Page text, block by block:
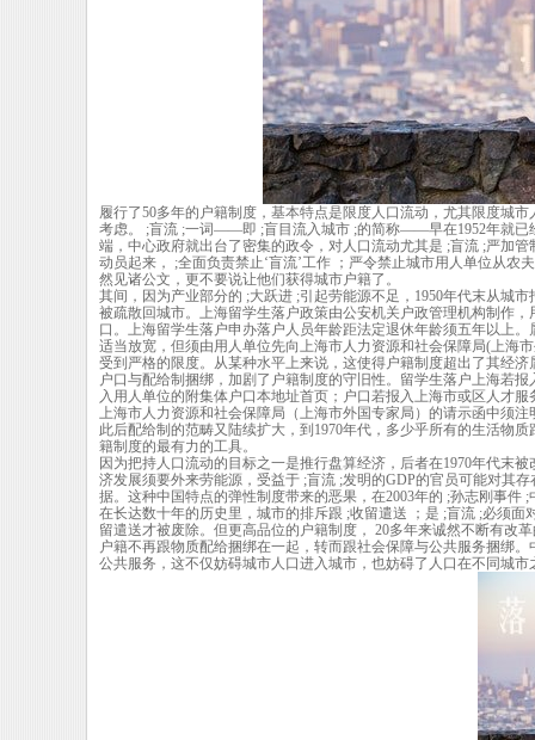
履行了50多年的户籍制度，基本特点是限度人口流动，尤其限度城
考虑。 ;盲流 ;一词——即 ;盲目流入城市 ;的简称——早在1952年就已
端，中心政府就出台了密集的政令，对人口流动尤其是 ;盲流 ;严加
动员起来， ;全面负责禁止‘盲流’工作 ；严令禁止城市用人单位从
然见诸公文，更不要说让他们获得城市户籍了。
其间，因为产业部分的 ;大跃进 ;引起劳能源不足，1950年代末从城
被疏散回城市。上海留学生落户政策由公安机关户政管理机构制作
口。上海留学生落户申办落户人员年龄距法定退休年龄须五年以上
适当放宽，但须由用人单位先向上海市人力资源和社会保障局(上海
受到严格的限度。从某种水平上来说，这使得户籍制度超出了其经
户口与配给制捆绑，加剧了户籍制度的守旧性。留学生落户上海若
入用人单位的附集体户口本地址首页；户口若报入上海市或区人才
上海市人力资源和社会保障局（上海市外国专家局）的请示函中须
此后配给制的范畴又陆续扩大，到1970年代，多少乎所有的生活物
籍制度的最有力的工具。
因为把持人口流动的目标之一是推行盘算经济，后者在1970年代末
济发展须要外来劳能源，受益于 ;盲流 ;发明的GDP的官员可能对其
据。这种中国特点的弹性制度带来的恶果，在2003年的 ;孙志刚事件
在长达数十年的历史里，城市的排斥跟 ;收留遣送 ；是 ;盲流 ;必须
留遣送才被废除。但更高品位的户籍制度， 20多年来诚然不断有改
户籍不再跟物质配给捆绑在一起，转而跟社会保障与公共服务捆绑
公共服务，这不仅妨碍城市人口进入城市，也妨碍了人口在不同城